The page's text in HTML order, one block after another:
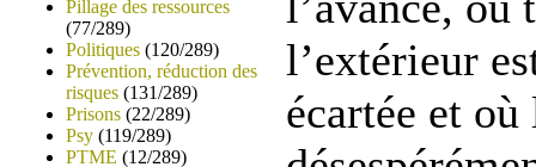
Pillage des ressources
(77/289)
Politiques (120/289)
Prévention, réduction des
risques (131/289)
Prisons (22/289)
Psy (119/289)
PTME (12/289)
l’extérieur
écartée et